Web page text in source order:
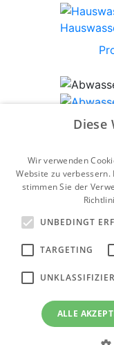
Grundfos
Diese
Wir verwenden
Website zu
stimmen Sie der
UNBEDINGT
TARGETING
ALLE